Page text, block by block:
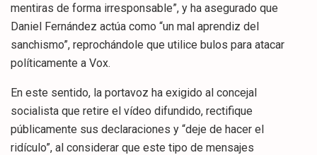
mentiras de forma irresponsable”, y ha asegurado que
Daniel Fernández actúa como “un mal aprendiz del
sanchismo”, reprochándole que utilice bulos para atacar
políticamente a Vox.
En este sentido, la portavoz ha exigido al concejal
socialista que retire el vídeo difundido, rectifique
públicamente sus declaraciones y “deje de hacer el
ridículo”, al considerar que este tipo de mensajes